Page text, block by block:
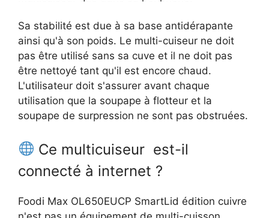
Sa stabilité est due à sa base antidérapante
ainsi qu'à son poids. Le multi-cuiseur ne doit
pas être utilisé sans sa cuve et il ne doit pas
être nettoyé tant qu'il est encore chaud.
L'utilisateur doit s'assurer avant chaque
utilisation que la soupape à flotteur et la
soupape de surpression ne sont pas obstruées.
Ce multicuiseur est-il
connecté à internet ?
Foodi Max OL650EUCP SmartLid édition cuivre